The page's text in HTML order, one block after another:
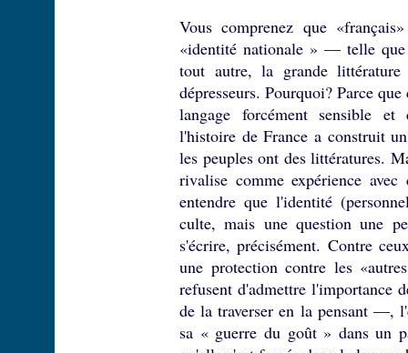
Vous comprenez que
«identité nationale » — telle
tout autre, la grande
dépresseurs. Pourquoi? Parce
langage forcément sensible
l'histoire de France a construit
les peuples ont des littératures.
rivalise comme expérience
entendre que l'identité
culte, mais une question une
s'écrire, précisément. Contre
une protection contre les
refusent d'admettre l'importance
de la traverser en la pensant —,
sa « guerre du goût » dans un